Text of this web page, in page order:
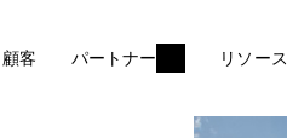
顧客 パートナー リソース